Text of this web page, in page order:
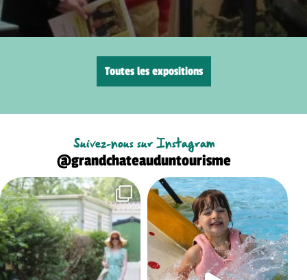
Toutes les expositions
Suivez-nous sur Instagram
@grandchateauduntourisme